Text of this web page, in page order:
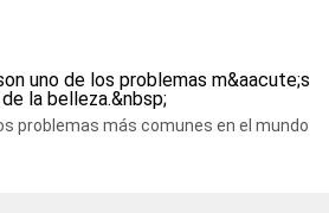
problemas más comunes en el mundo